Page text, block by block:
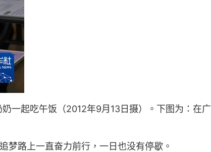
一起吃午饭（2012年9月13日摄）。下图为：在
路上一直奋力前行，一日也没有停歇。